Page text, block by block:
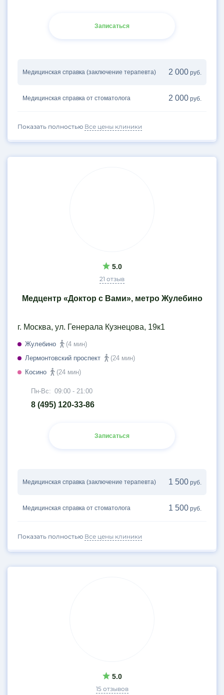
Записаться
Медицинская справка (заключение терапевта) 2 000 руб.
Медицинская справка от стоматолога 2 000 руб.
Показать полностью Все цены клиники
5.0
21 отзыв
Медцентр «Доктор с Вами», метро Жулебино
г. Москва, ул. Генерала Кузнецова, 19к1
Жулебино
(4 мин)
Лермонтовский проспект
(24 мин)
Косино
(24 мин)
Пн-Вс: 09:00 - 21:00
8 (495) 120-33-86
Записаться
Медицинская справка (заключение терапевта) 1 500 руб.
Медицинская справка от стоматолога 1 500 руб.
Показать полностью Все цены клиники
5.0
15 отзывов